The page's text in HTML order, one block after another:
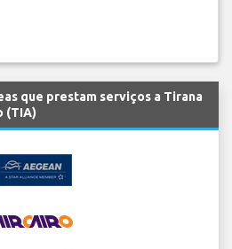
que prestam serviços a Tirana
(TIA)